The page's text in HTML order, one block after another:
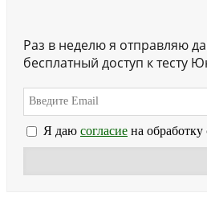
Раз в неделю я отправляю
бесплатный доступ к тесту
Я даю согласие на